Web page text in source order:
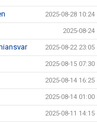
2025-08-28 10:24
2025-08-24
2025-08-22 23:05
2025-08-15 07:30
2025-08-14 16:25
2025-08-14 01:00
2025-08-11 14:15